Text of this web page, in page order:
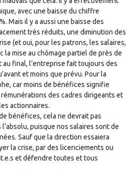
avec une baisse du chiffre
Mais il y a aussi une baisse des
très réduits, une diminution des
(et oui, pour les patrons, les salaires,
la mise au chômage partiel de près de
au final, l’entreprise fait toujours des
et moins que prévu. Pour la
car moins de bénéfices signifie
des cadres dirigeants et
actionnaires.
bénéfices, cela ne devrait pas
puisque nos salaires sont de
Sauf que la direction essaiera
la crise, par des licenciements ou
et défendre toutes et tous